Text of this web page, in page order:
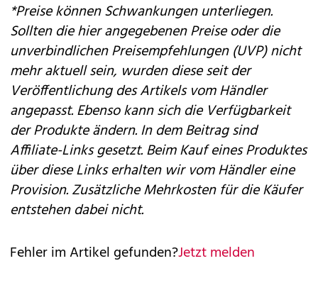
*Preise können Schwankungen unterliegen.
Sollten die hier angegebenen Preise oder die
unverbindlichen Preisempfehlungen (UVP) nicht
mehr aktuell sein, wurden diese seit der
Veröffentlichung des Artikels vom Händler
angepasst. Ebenso kann sich die Verfügbarkeit
der Produkte ändern. In dem Beitrag sind
Affiliate-Links gesetzt. Beim Kauf eines Produktes
über diese Links erhalten wir vom Händler eine
Provision. Zusätzliche Mehrkosten für die Käufer
entstehen dabei nicht.
Fehler im Artikel gefunden?Jetzt melden